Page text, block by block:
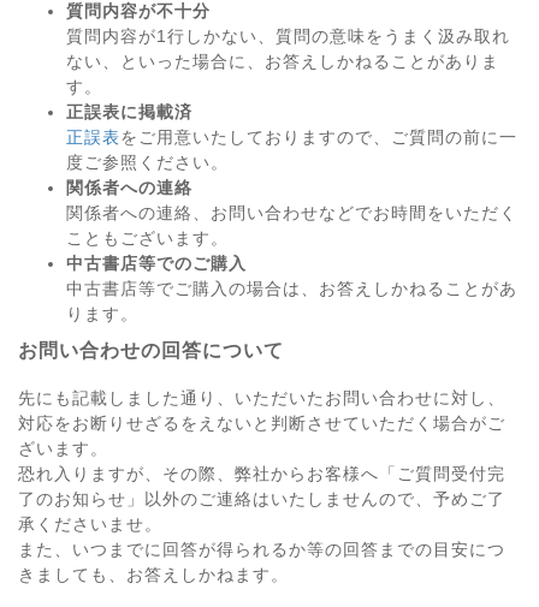
質問内容が不十分
質問内容が1行しかない、質問の意味をうまく汲み取れ
ない、といった場合に、お答えしかねることがありま
す。
正誤表に掲載済
正誤表をご用意いたしておりますので、ご質問の前に一
度ご参照ください。
関係者への連絡
関係者への連絡、お問い合わせなどでお時間をいただく
こともございます。
中古書店等でのご購入
中古書店等でご購入の場合は、お答えしかねることがあ
ります。
お問い合わせの回答について
先にも記載しました通り、いただいたお問い合わせに対し、
対応をお断りせざるをえないと判断させていただく場合がご
ざいます。
恐れ入りますが、その際、弊社からお客様へ「ご質問受付完
了のお知らせ」以外のご連絡はいたしませんので、予めご了
承くださいませ。
また、いつまでに回答が得られるか等の回答までの目安につ
きましても、お答えしかねます。